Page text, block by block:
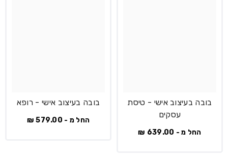
בובה בעיצוב אישי - טיסת
עסקים
החל מ - 639.00 ₪
בובה בעיצוב אישי - רופא
החל מ - 579.00 ₪